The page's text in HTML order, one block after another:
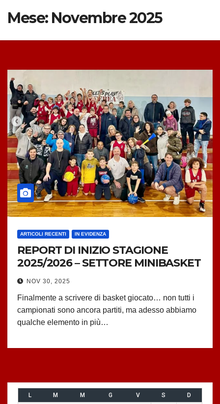
Mese: Novembre 2025
ARTICOLI RECENTI IN EVIDENZA
REPORT DI INIZIO STAGIONE
2025/2026 – SETTORE MINIBASKET
NOV 30, 2025
Finalmente a scrivere di basket giocato… non tutti i
campionati sono ancora partiti, ma adesso abbiamo
qualche elemento in più…
L M M G V S D